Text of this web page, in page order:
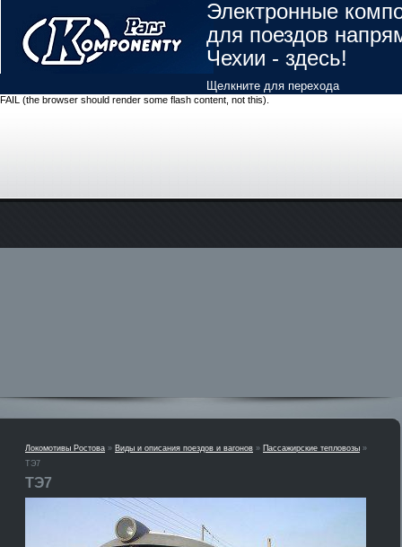
Электронные
для поездов
Чехии - здесь!
Щелкните для перехода
FAIL (the browser should render some flash content, not this).
Локомотивы Ростова » Виды и описания поездов и вагонов » Пассажирские тепловозы »
ТЭ7
ТЭ7